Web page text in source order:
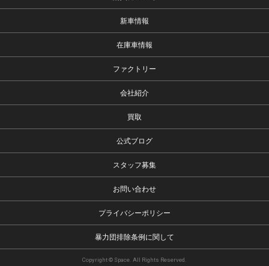
新車情報
在庫車情報
ファクトリー
会社紹介
買取
公式ブログ
スタッフ募集
お問い合わせ
プライバシーポリシー
暴力団排除条例に関して
Copyright © Space. All Rights Reserved.